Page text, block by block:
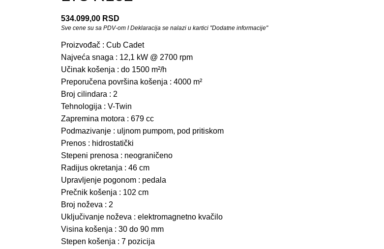
534.099,00 RSD
Sve cene su sa PDV-om I Deklaracija se nalazi u kartici "Dodatne informacije"
Proizvođač : Cub Cadet
Najveća snaga : 12,1 kW @ 2700 rpm
Učinak košenja : do 1500 m²/h
Preporučena površina košenja : 4000 m²
Broj cilindara : 2
Tehnologija : V-Twin
Zapremina motora : 679 cc
Podmazivanje : uljnom pumpom, pod pritiskom
Prenos : hidrostatički
Stepeni prenosa : neograničeno
Radijus okretanja : 46 cm
Upravljenje pogonom : pedala
Prečnik košenja : 102 cm
Broj noževa : 2
Uključivanje noževa : elektromagnetno kvačilo
Visina košenja : 30 do 90 mm
Stepen košenja : 7 pozicija